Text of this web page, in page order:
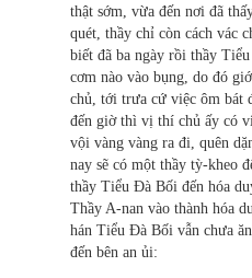
thật sớm, vừa đến nơi đã
quét, thầy chỉ còn cách vác
biết đã ba ngày rồi thầy
cơm nào vào bụng, do đó
chủ, tới trưa cứ việc ôm bát
đến giờ thì vị thí chủ ấy có
vội vàng vàng ra đi, quên
nay sẽ có một thầy tỳ-kheo
thầy Tiểu Đà Bối đến hóa
Thầy A-nan vào thành hóa
hán Tiểu Đà Bối vẫn chưa
đến bên an ủi: